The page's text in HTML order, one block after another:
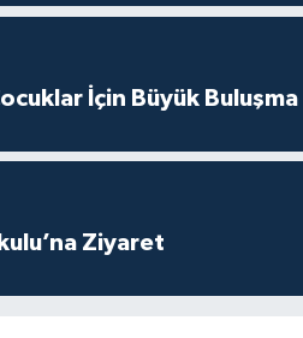
İçin Büyük Buluşma
Ziyaret